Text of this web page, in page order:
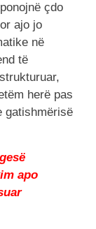
çdo
ajo jo
në
të
herë pas
gatishmërisë
apo